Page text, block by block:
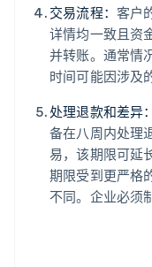
交易流程： 客户
详情均一致且资
并转账。通常情
时间可能因涉及
处理退款和差异：
备在八周内处理
易，该期限可延
期限受到更严格
不同。企业必须